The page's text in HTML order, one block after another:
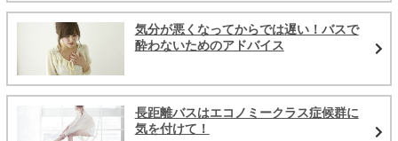
気分が悪くなってからでは遅い！バスで
酔わないためのアドバイス
長距離バスはエコノミークラス症候群に
気を付けて！